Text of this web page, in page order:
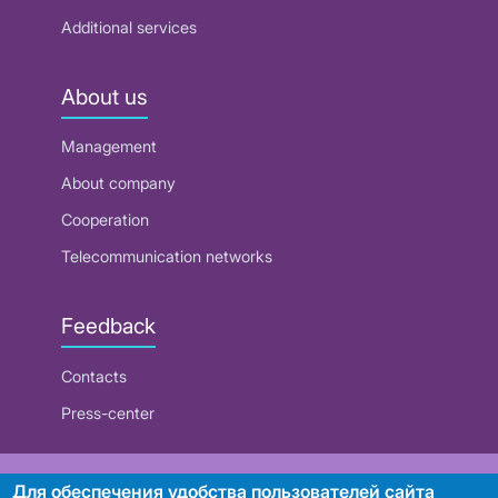
Additional services
About us
Management
About company
Cooperation
Telecommunication networks
Feedback
Contacts
Press-center
RUE "Beltelecom"
Для обеспечения удобства пользователей сайта